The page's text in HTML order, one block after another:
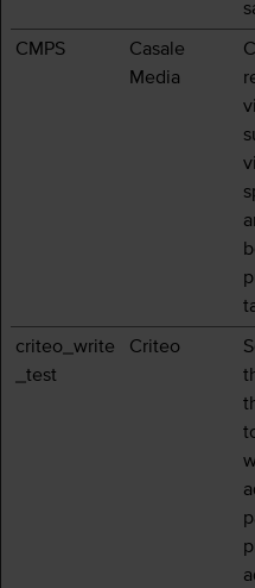
CMPS
Casale
Media
criteo_write
_test
Criteo